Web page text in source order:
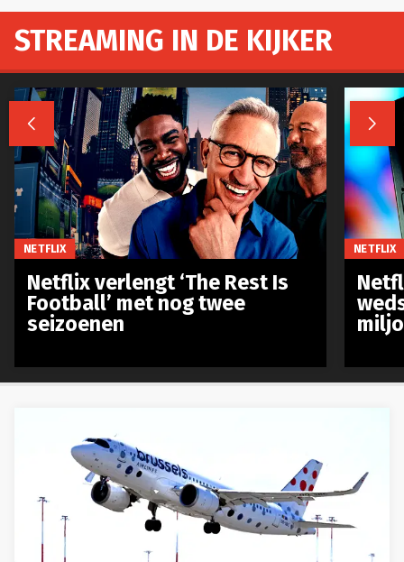
STREAMING IN DE KIJKER
 
NETFLIX
Netflix verlengt ‘The Rest Is
Football’ met nog twee
seizoenen
NETFLIX